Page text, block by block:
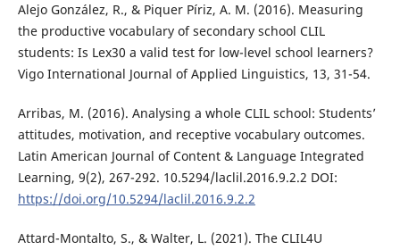
Alejo González, R., & Piquer Píriz, A. M. (2016). Measuring
the productive vocabulary of secondary school CLIL
students: Is Lex30 a valid test for low-level school learners?
Vigo International Journal of Applied Linguistics, 13, 31-54.
Arribas, M. (2016). Analysing a whole CLIL school: Students’
attitudes, motivation, and receptive vocabulary outcomes.
Latin American Journal of Content & Language Integrated
Learning, 9(2), 267-292. 10.5294/laclil.2016.9.2.2 DOI:
https://doi.org/10.5294/laclil.2016.9.2.2
Attard-Montalto, S., & Walter, L. (2021). The CLIL4U